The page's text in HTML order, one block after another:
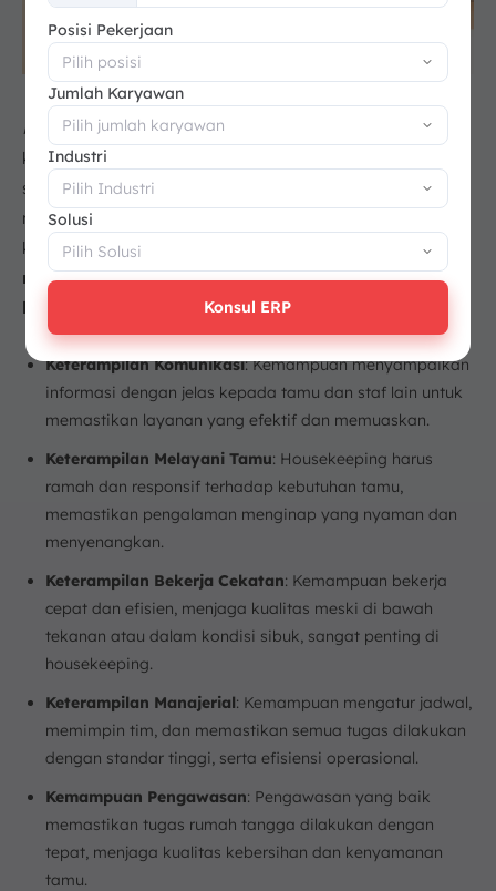
Housekeeping hotelmembutuhkan keterampilan
komunikasi yang baik, kemampuan melayani tamu
secara ramah, kerja cekatan dan efisien, keterampilan
manajerial dan pengawasan untuk menjaga standar
kebersihan, serta penguasaan bahasa asing guna
mendukung pelayanan profesional kepada tamu
lokal maupun internasional.
Keterampilan Komunikasi: Kemampuan menyampaikan
informasi dengan jelas kepada tamu dan staf lain untuk
memastikan layanan yang efektif dan memuaskan.
Keterampilan Melayani Tamu: Housekeeping harus
ramah dan responsif terhadap kebutuhan tamu,
memastikan pengalaman menginap yang nyaman dan
menyenangkan.
Keterampilan Bekerja Cekatan: Kemampuan bekerja
cepat dan efisien, menjaga kualitas meski di bawah
tekanan atau dalam kondisi sibuk, sangat penting di
housekeeping.
Keterampilan Manajerial: Kemampuan mengatur jadwal,
memimpin tim, dan memastikan semua tugas dilakukan
dengan standar tinggi, serta efisiensi operasional.
Kemampuan Pengawasan: Pengawasan yang baik
memastikan tugas rumah tangga dilakukan dengan
tepat, menjaga kualitas kebersihan dan kenyamanan
tamu.
+62
Posisi Pekerjaan
Jumlah Karyawan
Industri
Solusi
Konsul ERP